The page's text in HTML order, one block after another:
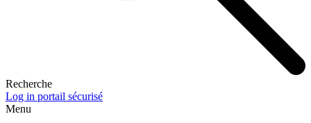
Recherche
Log in portail sécurisé
Menu